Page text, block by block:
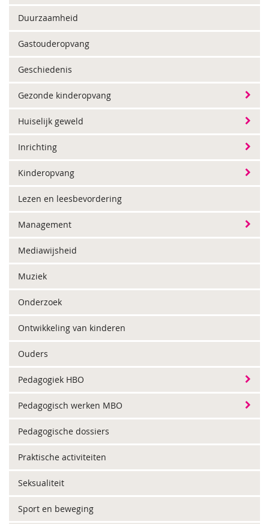
Duurzaamheid
Gastouderopvang
Geschiedenis
Gezonde kinderopvang
Huiselijk geweld
Inrichting
Kinderopvang
Lezen en leesbevordering
Management
Mediawijsheid
Muziek
Onderzoek
Ontwikkeling van kinderen
Ouders
Pedagogiek HBO
Pedagogisch werken MBO
Pedagogische dossiers
Praktische activiteiten
Seksualiteit
Sport en beweging